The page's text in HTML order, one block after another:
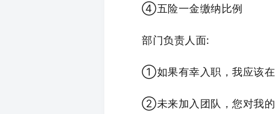
④五险一金缴纳比例
部门负责人面:
①如果有幸入职，我应该
②未来加入团队，您对我